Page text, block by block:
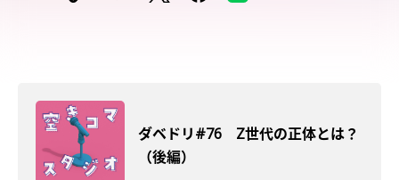
ダベドリ#76 Z世代の正体とは？
（後編）